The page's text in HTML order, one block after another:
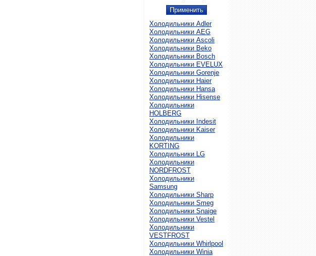
Холодильники Adler
Холодильники AEG
Холодильники Ascoli
Холодильники Beko
Холодильники Bosch
Холодильники EVELUX
Холодильники Gorenje
Холодильники Haier
Холодильники Hansa
Холодильники Hisense
Холодильники
HOLBERG
Холодильники Indesit
Холодильники Kaiser
Холодильники
KORTING
Холодильники LG
Холодильники
NORDFROST
Холодильники
Samsung
Холодильники Sharp
Холодильники Smeg
Холодильники Snaige
Холодильники Vestel
Холодильники
VESTFROST
Холодильники Whirlpool
Холодильники Winia